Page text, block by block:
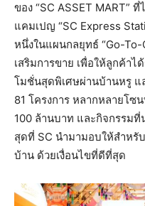
ของ “SC ASSET MART”
แคมเปญ “SC Express
หนึ่งในแผนกลยุทธ์ “Go-
เสริมการขาย เพื่อให้ลูกค้า
โมชั่นสุดพิเศษผ่านบ้านหรู แ
81 โครงการ หลากหลายโซ
100 ล้านบาท และกิจกรรม
สุดที่ SC นำมามอบให้สำห
บ้าน ด้วยเงื่อนไขที่ดีที่สุด